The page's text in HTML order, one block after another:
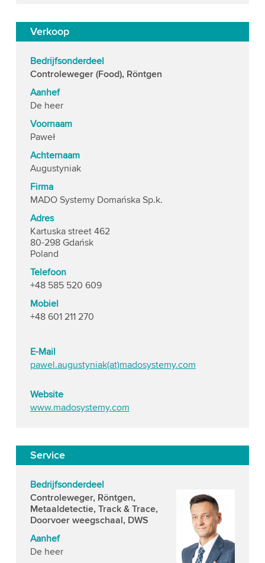
Verkoop
Bedrijfsonderdeel
Controleweger (Food), Röntgen
Aanhef
De heer
Voornaam
Paweł
Achternaam
Augustyniak
Firma
MADO Systemy Domańska Sp.k.
Adres
Kartuska street 462
80-298 Gdańsk
Poland
Telefoon
+48 585 520 609
Mobiel
+48 601 211 270
E-Mail
pawel.augustyniak(at)madosystemy.com
Website
www.madosystemy.com
Service
Bedrijfsonderdeel
Controleweger, Röntgen,
Metaaldetectie, Track & Trace,
Doorvoer weegschaal, DWS
Aanhef
De heer